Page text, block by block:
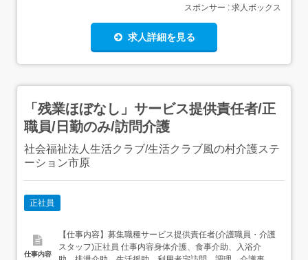
スポンサー : 求人ボックス
求人詳細を見る
「残業ほぼなし」サービス提供責任者/正
職員/日勤のみ/訪問介護
社会福祉法人生活クラブ/生活クラブ風の村介護ステ
ーション市原
正社員
仕事内容
【仕事内容】募集職種サービス提供責任者(介護職員・介護
スタッフ)正社員 仕事内容身体介護、食事介助、入浴介